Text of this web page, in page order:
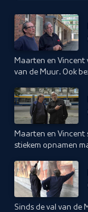
Maarten en Vincent
van de Muur. Ook
de DDR iets positiefs
Maarten en Vincent
stiekem opnamen
Leipzig is nu
Sinds de val van de